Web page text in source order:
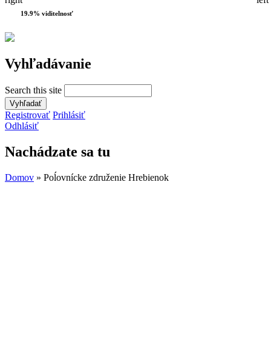
19.9% viditelnosť
Vyhľadávanie
Search this site
Registrovať Prihlásiť
Odhlásiť
Nachádzate sa tu
Domov » Poĺovnícke združenie Hrebienok